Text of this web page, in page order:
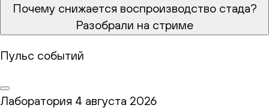
Почему снижается воспроизводство стада?
Разобрали на стриме
Пульс событий
Лаборатория 4 августа 2026